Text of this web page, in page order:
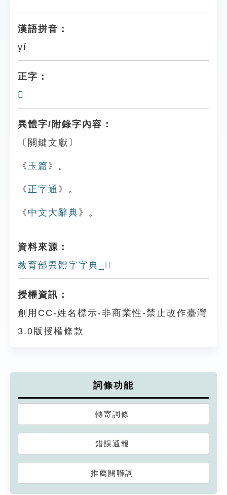
漢語拼音：
yí
正字：
𠩗
異體字/附錄字內容：
〔關鍵文獻〕
《 玉篇 》。
《 正字通 》。
《 中文大辭典 》。
資料來源：
教育部異體字字典_𣢭
授權資訊：
創用CC-姓名標示-非商業性-禁止改作臺灣
3.0版授權條款
詞條功能
轉寄詞條
錯誤通報
推薦關聯詞